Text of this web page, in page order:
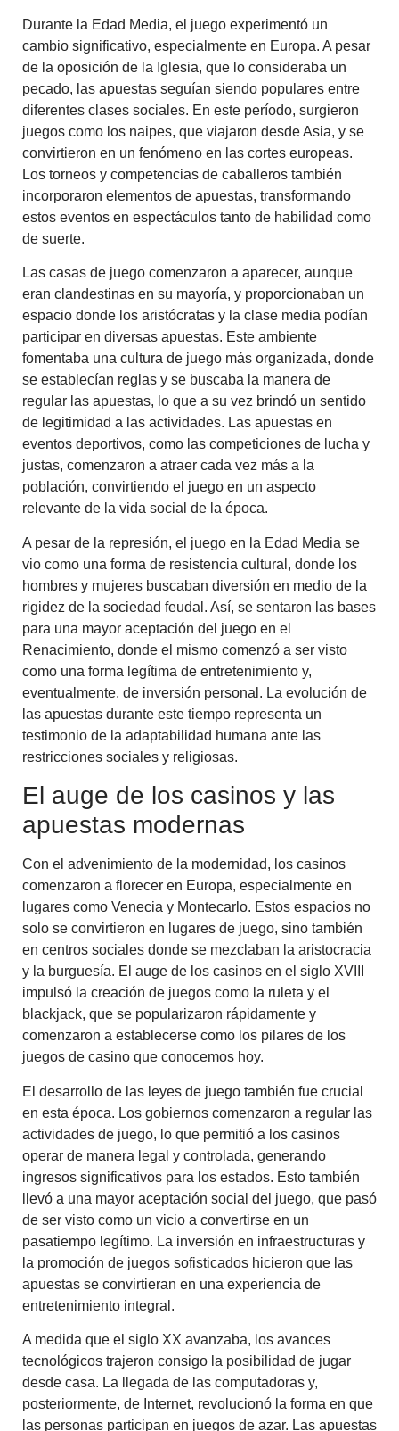
Durante la Edad Media, el juego experimentó un
cambio significativo, especialmente en Europa. A pesar
de la oposición de la Iglesia, que lo consideraba un
pecado, las apuestas seguían siendo populares entre
diferentes clases sociales. En este período, surgieron
juegos como los naipes, que viajaron desde Asia, y se
convirtieron en un fenómeno en las cortes europeas.
Los torneos y competencias de caballeros también
incorporaron elementos de apuestas, transformando
estos eventos en espectáculos tanto de habilidad como
de suerte.
Las casas de juego comenzaron a aparecer, aunque
eran clandestinas en su mayoría, y proporcionaban un
espacio donde los aristócratas y la clase media podían
participar en diversas apuestas. Este ambiente
fomentaba una cultura de juego más organizada, donde
se establecían reglas y se buscaba la manera de
regular las apuestas, lo que a su vez brindó un sentido
de legitimidad a las actividades. Las apuestas en
eventos deportivos, como las competiciones de lucha y
justas, comenzaron a atraer cada vez más a la
población, convirtiendo el juego en un aspecto
relevante de la vida social de la época.
A pesar de la represión, el juego en la Edad Media se
vio como una forma de resistencia cultural, donde los
hombres y mujeres buscaban diversión en medio de la
rigidez de la sociedad feudal. Así, se sentaron las bases
para una mayor aceptación del juego en el
Renacimiento, donde el mismo comenzó a ser visto
como una forma legítima de entretenimiento y,
eventualmente, de inversión personal. La evolución de
las apuestas durante este tiempo representa un
testimonio de la adaptabilidad humana ante las
restricciones sociales y religiosas.
El auge de los casinos y las
apuestas modernas
Con el advenimiento de la modernidad, los casinos
comenzaron a florecer en Europa, especialmente en
lugares como Venecia y Montecarlo. Estos espacios no
solo se convirtieron en lugares de juego, sino también
en centros sociales donde se mezclaban la aristocracia
y la burguesía. El auge de los casinos en el siglo XVIII
impulsó la creación de juegos como la ruleta y el
blackjack, que se popularizaron rápidamente y
comenzaron a establecerse como los pilares de los
juegos de casino que conocemos hoy.
El desarrollo de las leyes de juego también fue crucial
en esta época. Los gobiernos comenzaron a regular las
actividades de juego, lo que permitió a los casinos
operar de manera legal y controlada, generando
ingresos significativos para los estados. Esto también
llevó a una mayor aceptación social del juego, que pasó
de ser visto como un vicio a convertirse en un
pasatiempo legítimo. La inversión en infraestructuras y
la promoción de juegos sofisticados hicieron que las
apuestas se convirtieran en una experiencia de
entretenimiento integral.
A medida que el siglo XX avanzaba, los avances
tecnológicos trajeron consigo la posibilidad de jugar
desde casa. La llegada de las computadoras y,
posteriormente, de Internet, revolucionó la forma en que
las personas participan en juegos de azar. Las apuestas